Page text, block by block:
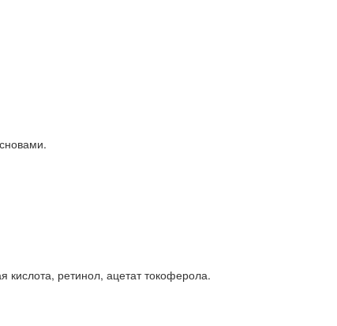
кислота, ретинол, ацетат токоферола.